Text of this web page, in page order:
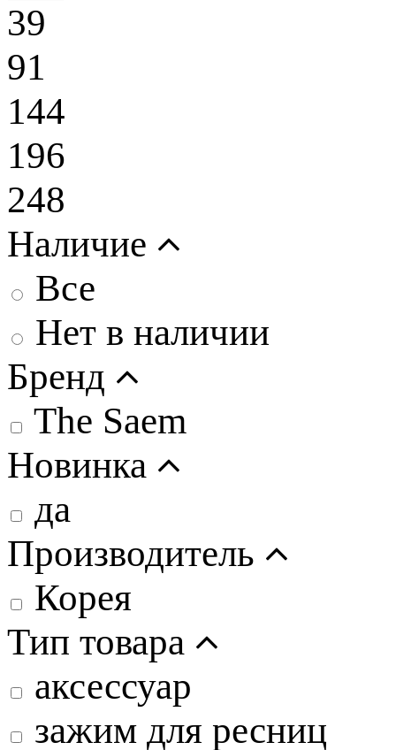
39
91
144
196
248
Наличие
Все
Нет в наличии
Бренд
The Saem
Новинка
да
Производитель
Корея
Тип товара
аксессуар
зажим для ресниц